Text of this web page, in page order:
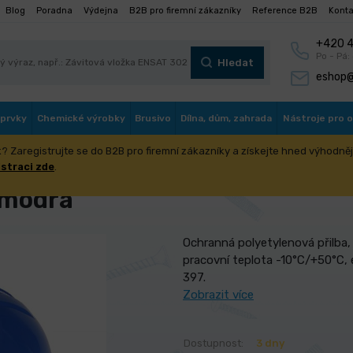
Blog Poradna Výdejna B2B pro firemní zákazníky Reference B2B
Hledat
+420
Po -
Chemické výrobky Brusivo Dílna, dům, zahrada Nástroje pro
Zaregistrujte se do B2B pro firemní zákazníky a získejte hned
zde.
pomůcky
Ochranná polyetylenová
pracovní teplota -10°C/+50°C,
397.
Zobrazit více
Dostupnost: 3 dny